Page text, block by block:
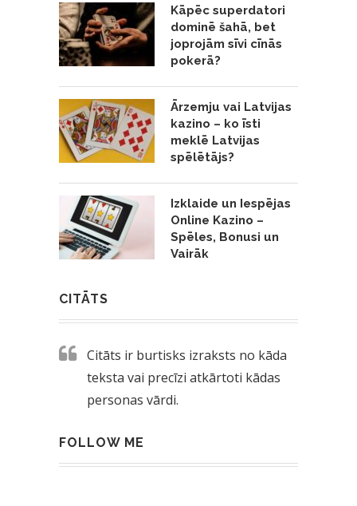
Kāpēc superdatori
dominē šahā, bet
joprojām sīvi cīnās
pokerā?
Ārzemju vai Latvijas
kazino – ko īsti
meklē Latvijas
spēlētājs?
Izklaide un Iespējas
Online Kazino –
Spēles, Bonusi un
Vairāk
CITĀTS
Citāts ir burtisks izraksts no kāda
teksta vai precīzi atkārtoti kādas
personas vārdi.
FOLLOW ME